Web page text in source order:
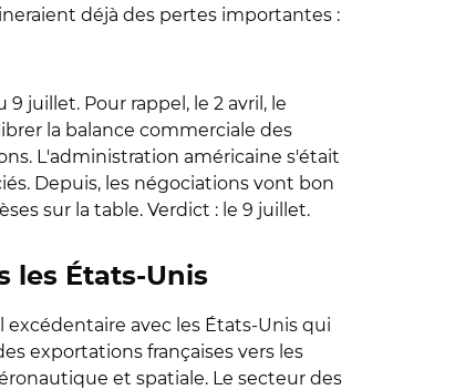
déjà des pertes importantes :
juillet. Pour rappel, le 2 avril, le
la balance commerciale des
L'administration américaine s'était
Depuis, les négociations vont bon
sur la table. Verdict : le 9 juillet.
les États-Unis
avec les États-Unis qui
exportations françaises vers les
et spatiale. Le secteur des